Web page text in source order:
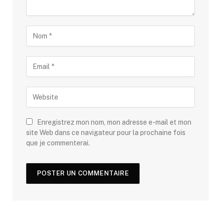
Enregistrez mon nom, mon adresse e-mail et mon
site Web dans ce navigateur pour la prochaine fois
que je commenterai.